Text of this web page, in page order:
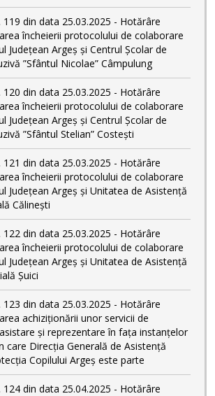
din data 25.03.2025 - Hotărâre
încheierii protocolului de colaborare
Județean Argeș și Centrul Școlar de
”Sfântul Nicolae” Câmpulung
din data 25.03.2025 - Hotărâre
încheierii protocolului de colaborare
Județean Argeș și Centrul Școlar de
”Sfântul Stelian” Costești
din data 25.03.2025 - Hotărâre
încheierii protocolului de colaborare
Județean Argeș și Unitatea de Asistență
Călinești
din data 25.03.2025 - Hotărâre
încheierii protocolului de colaborare
Județean Argeș și Unitatea de Asistență
Șuici
din data 25.03.2025 - Hotărâre
achiziționării unor servicii de
și reprezentare în fața instanțelor
care Direcția Generală de Asistență
Copilului Argeș este parte
din data 25.04.2025 - Hotărâre